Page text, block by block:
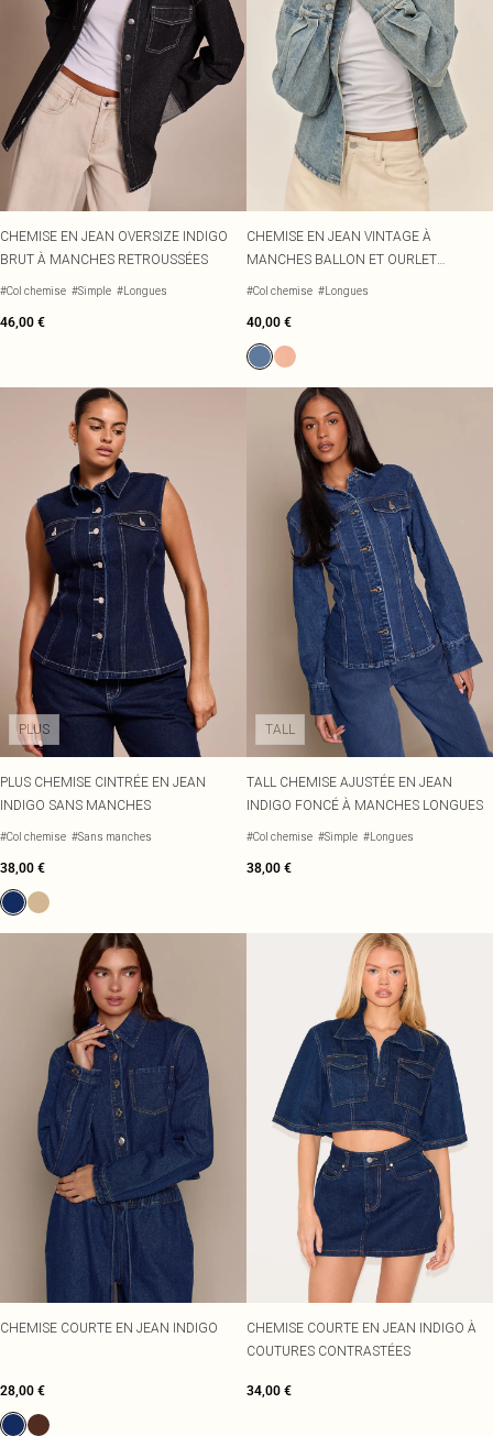
CHEMISE EN JEAN OVERSIZE INDIGO
BRUT À MANCHES RETROUSSÉES
#Col chemise #Simple #Longues
46,00 €
CHEMISE EN JEAN VINTAGE À
MANCHES BALLON ET OURLET
INCURVÉ
#Col chemise #Longues
40,00 €
PLUS
PLUS CHEMISE CINTRÉE EN JEAN
INDIGO SANS MANCHES
#Col chemise #Sans manches
38,00 €
TALL
TALL CHEMISE AJUSTÉE EN JEAN
INDIGO FONCÉ À MANCHES LONGUES
#Col chemise #Simple #Longues
38,00 €
CHEMISE COURTE EN JEAN INDIGO
28,00 €
CHEMISE COURTE EN JEAN INDIGO À
COUTURES CONTRASTÉES
34,00 €